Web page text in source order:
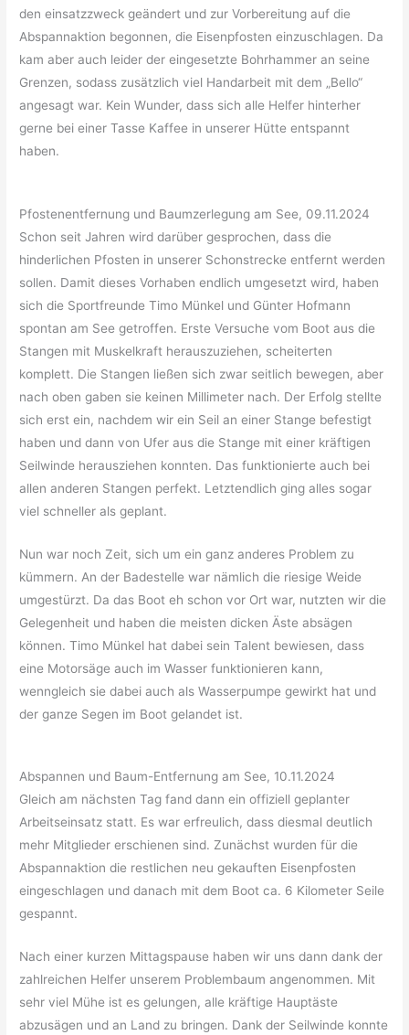
den einsatzzweck geändert und zur Vorbereitung auf die
Abspannaktion begonnen, die Eisenpfosten einzuschlagen. Da
kam aber auch leider der eingesetzte Bohrhammer an seine
Grenzen, sodass zusätzlich viel Handarbeit mit dem „Bello“
angesagt war. Kein Wunder, dass sich alle Helfer hinterher
gerne bei einer Tasse Kaffee in unserer Hütte entspannt
haben.
Pfostenentfernung und Baumzerlegung am See, 09.11.2024
Schon seit Jahren wird darüber gesprochen, dass die
hinderlichen Pfosten in unserer Schonstrecke entfernt werden
sollen. Damit dieses Vorhaben endlich umgesetzt wird, haben
sich die Sportfreunde Timo Münkel und Günter Hofmann
spontan am See getroffen. Erste Versuche vom Boot aus die
Stangen mit Muskelkraft herauszuziehen, scheiterten
komplett. Die Stangen ließen sich zwar seitlich bewegen, aber
nach oben gaben sie keinen Millimeter nach. Der Erfolg stellte
sich erst ein, nachdem wir ein Seil an einer Stange befestigt
haben und dann von Ufer aus die Stange mit einer kräftigen
Seilwinde herausziehen konnten. Das funktionierte auch bei
allen anderen Stangen perfekt. Letztendlich ging alles sogar
viel schneller als geplant.
Nun war noch Zeit, sich um ein ganz anderes Problem zu
kümmern. An der Badestelle war nämlich die riesige Weide
umgestürzt. Da das Boot eh schon vor Ort war, nutzten wir die
Gelegenheit und haben die meisten dicken Äste absägen
können. Timo Münkel hat dabei sein Talent bewiesen, dass
eine Motorsäge auch im Wasser funktionieren kann,
wenngleich sie dabei auch als Wasserpumpe gewirkt hat und
der ganze Segen im Boot gelandet ist.
Abspannen und Baum-Entfernung am See, 10.11.2024
Gleich am nächsten Tag fand dann ein offiziell geplanter
Arbeitseinsatz statt. Es war erfreulich, dass diesmal deutlich
mehr Mitglieder erschienen sind. Zunächst wurden für die
Abspannaktion die restlichen neu gekauften Eisenpfosten
eingeschlagen und danach mit dem Boot ca. 6 Kilometer Seile
gespannt.
Nach einer kurzen Mittagspause haben wir uns dann dank der
zahlreichen Helfer unserem Problembaum angenommen. Mit
sehr viel Mühe ist es gelungen, alle kräftige Hauptäste
abzusägen und an Land zu bringen. Dank der Seilwinde konnte